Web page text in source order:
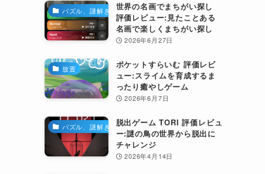
パズル、謎解き
世界の名画でまちがい探し
評価レビュー:見たことある
名画で楽しくまちがい探し
2026年6月27日
放置
ポケットすらいむ 評価レビ
ュー:スライムを育成するま
ったり癒やしゲーム
2026年6月7日
パズル、謎解き
脱出ゲーム TORI 評価レビュ
ー:謎の鳥の世界から脱出に
チャレンジ
2026年4月14日